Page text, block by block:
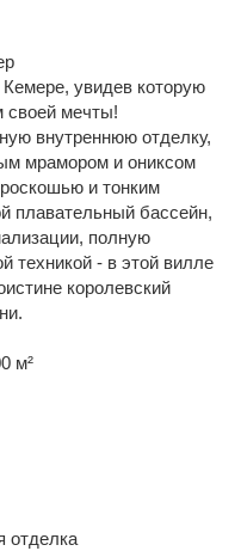
увидев которую
своей мечты!
внутреннюю отделку,
мрамором и ониксом
и тонким
плавательный бассейн,
полную
техникой - в этой вилле
королевский
м²
отделка